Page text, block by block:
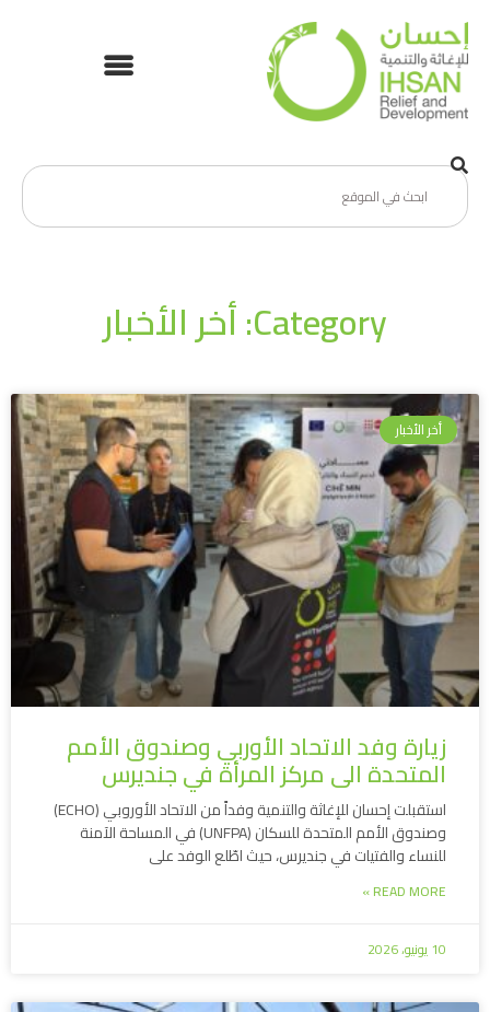
Category: أخر الأخبار
أخر الأخبار
زيارة وفد الاتحاد الأوربي وصندوق الأمم
المتحدة الى مركز المرأة في جنديرس
استقبلت إحسان للإغاثة والتنمية وفداً من الاتحاد الأوروبي (ECHO)
وصندوق الأمم المتحدة للسكان (UNFPA) في المساحة الآمنة
للنساء والفتيات في جنديرس، حيث اطّلع الوفد على
READ MORE »
10 يونيو، 2026